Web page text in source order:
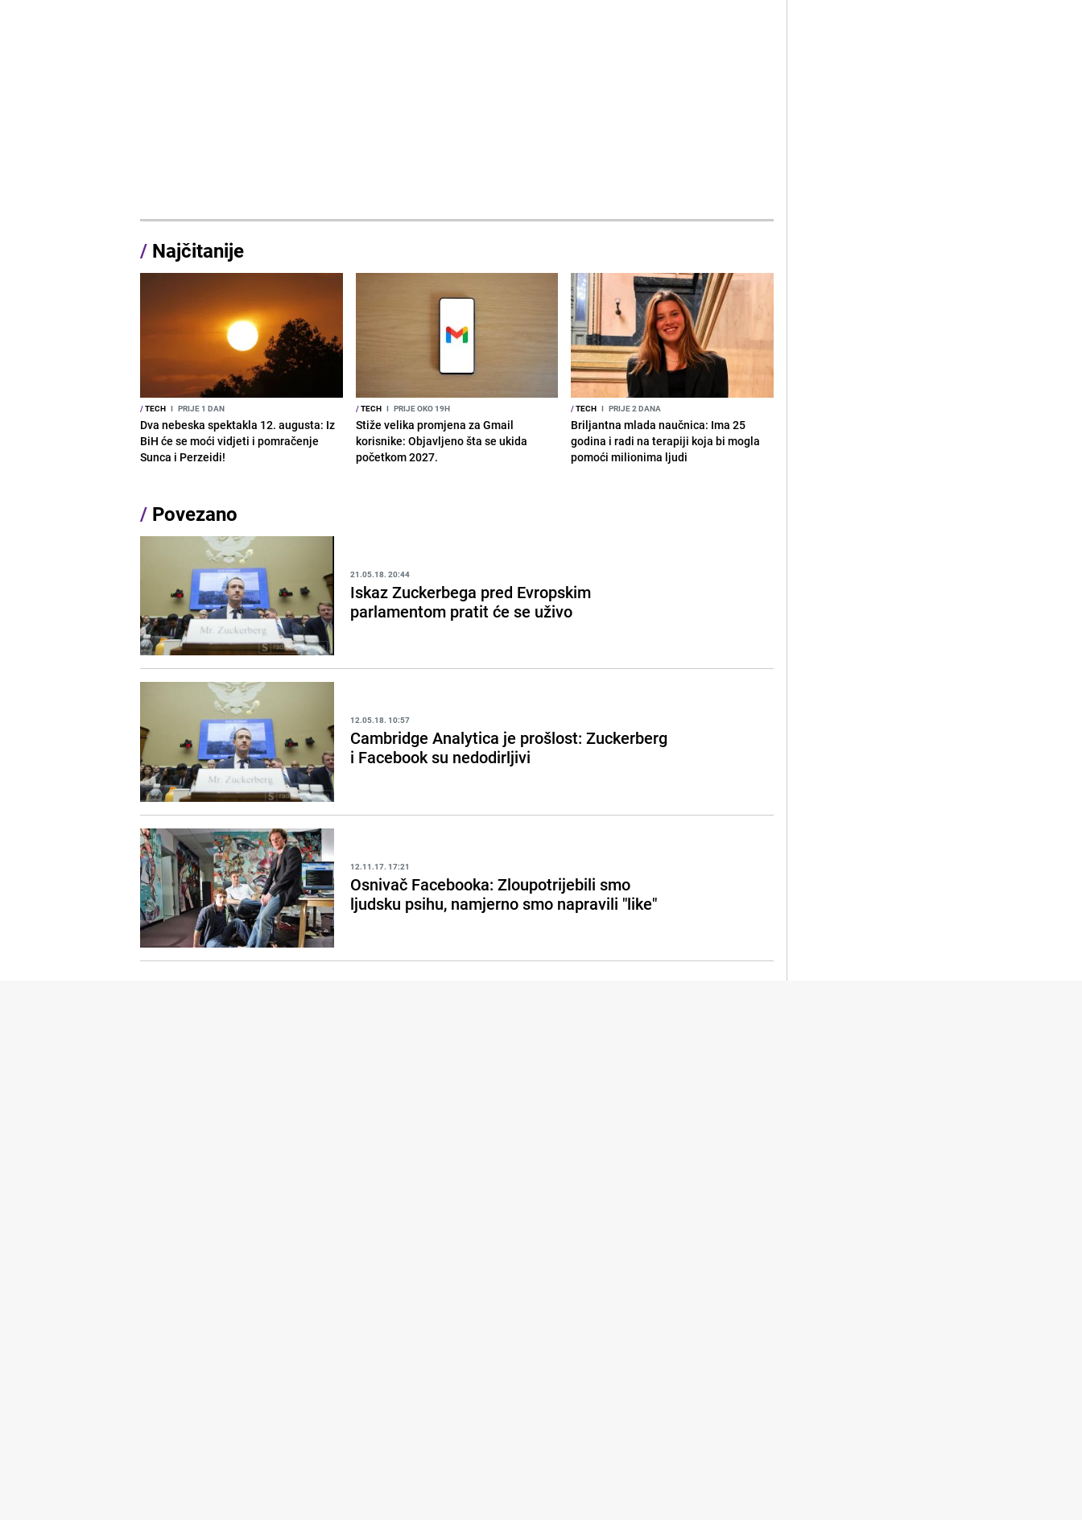
/ Najčitanije
/TECH I PRIJE 1 DAN
Dva nebeska spektakla 12. augusta: Iz
BiH će se moći vidjeti i pomračenje
Sunca i Perzeidi!
/TECH I PRIJE OKO 19H
Stiže velika promjena za Gmail
korisnike: Objavljeno šta se ukida
početkom 2027.
/TECH I PRIJE 2 DANA
Briljantna mlada naučnica: Ima 25
godina i radi na terapiji koja bi mogla
pomoći milionima ljudi
/ Povezano
21.05.18. 20:44
Iskaz Zuckerbega pred Evropskim
parlamentom pratit će se uživo
12.05.18. 10:57
Cambridge Analytica je prošlost: Zuckerberg
i Facebook su nedodirljivi
12.11.17. 17:21
Osnivač Facebooka: Zloupotrijebili smo
ljudsku psihu, namjerno smo napravili "like"